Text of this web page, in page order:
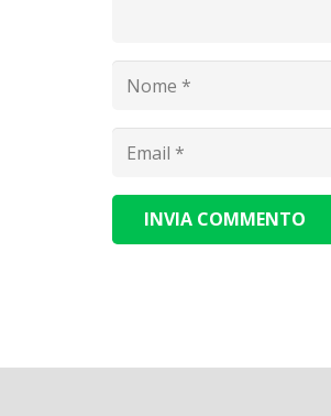
INVIA COMMENTO